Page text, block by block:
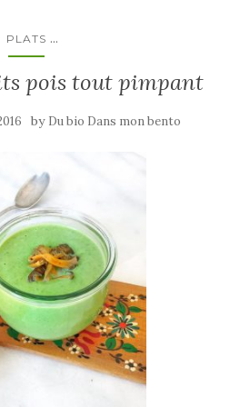
PLATS ...
pois tout pimpant
by Du bio Dans mon bento